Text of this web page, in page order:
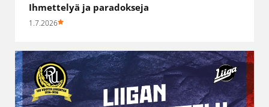
Ihmettelyä ja paradokseja
1.7.2026